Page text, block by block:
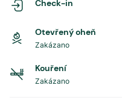
Check-in
Otevřený oheň
Zakázano
Kouření
Zakázano